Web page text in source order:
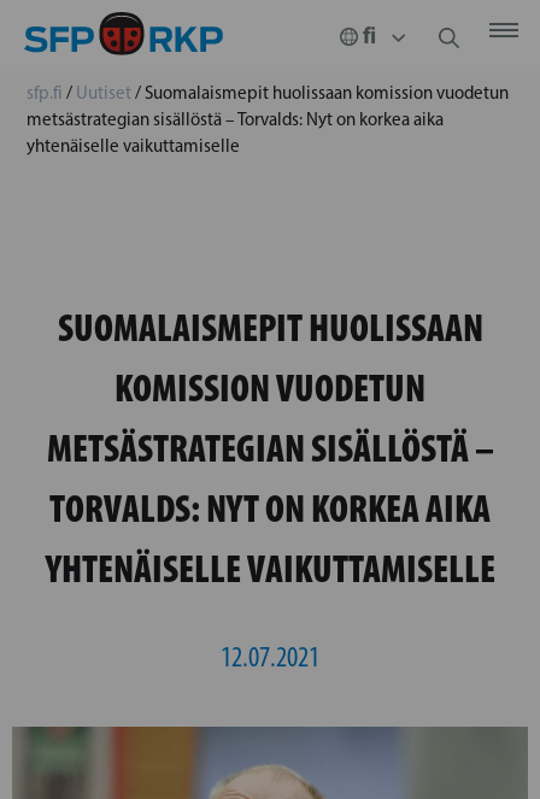
sfp.fi / Uutiset/ Suomalaismepit huolissaan komission vuodetun
metsästrategian sisällöstä – Torvalds: Nyt on korkea aika
yhtenäiselle vaikuttamiselle
SUOMALAISMEPIT HUOLISSAAN
KOMISSION VUODETUN
METSÄSTRATEGIAN SISÄLLÖSTÄ –
TORVALDS: NYT ON KORKEA AIKA
YHTENÄISELLE VAIKUTTAMISELLE
12.07.2021